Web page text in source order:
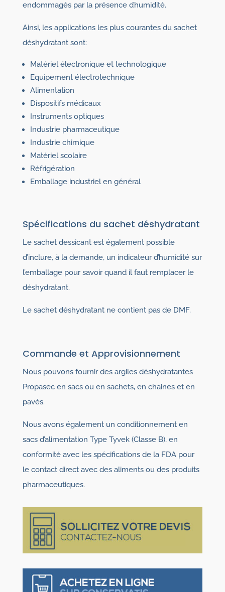
endommagés par la présence d’humidité.
Ainsi, les applications les plus courantes du sachet
déshydratant sont:
Matériel électronique et technologique
Equipement électrotechnique
Alimentation
Dispositifs médicaux
Instruments optiques
Industrie pharmaceutique
Industrie chimique
Matériel scolaire
Réfrigération
Emballage industriel en général
Spécifications du sachet déshydratant
Le sachet dessicant est également possible
d’inclure, à la demande, un indicateur d’humidité sur
l’emballage pour savoir quand il faut remplacer le
déshydratant.
Le sachet déshydratant ne contient pas de DMF.
Commande et Approvisionnement
Nous pouvons fournir des argiles déshydratantes
Propasec en sacs ou en sachets, en chaines et en
pavés.
Nous avons également un conditionnement en
sacs d’alimentation Type Tyvek (Classe B), en
conformité avec les spécifications de la FDA pour
le contact direct avec des aliments ou des produits
pharmaceutiques.